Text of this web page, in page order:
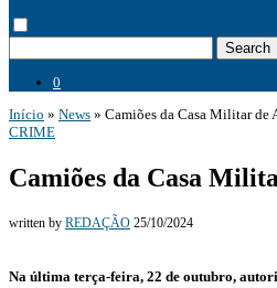
Search
0
Início » News » Camiões da Casa Militar de
CRIME
Camiões da Casa
written by REDAÇÃO 25/10/2024
Na última terça-feira, 22 de outubro,